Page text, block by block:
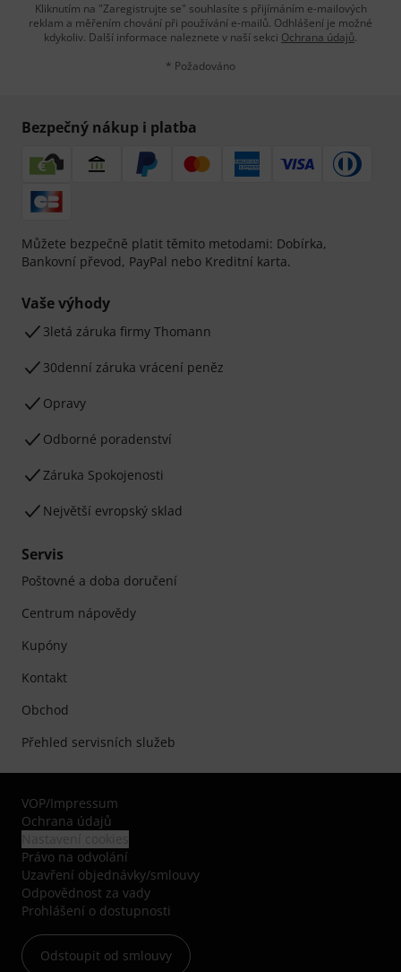
Kliknutím na "Zaregistrujte se" souhlasíte s přijímáním e-mailových
reklam a měřením chování při používání e-mailů. Odhlášení je možné
kdykoliv. Další informace naleznete v naší sekci Ochrana údajů.
* Požadováno
Bezpečný nákup i platba
Můžete bezpečně platit těmito metodami: Dobírka,
Bankovní převod, PayPal nebo Kreditní karta.
Vaše výhody
3letá záruka firmy Thomann
30denní záruka vrácení peněz
Opravy
Odborné poradenství
Záruka Spokojenosti
Největší evropský sklad
Servis
Poštovné a doba doručení
Centrum nápovědy
Kupóny
Kontakt
Obchod
Přehled servisních služeb
VOP/Impressum
Ochrana údajů
Právo na odvolání
Uzavření objednávky/smlouvy
Odpovědnost za vady
Prohlášení o dostupnosti
Odstoupit od smlouvy